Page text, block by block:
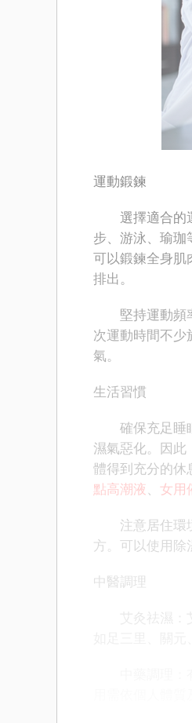
運動鍛鍊
選擇適合的運
步、游泳、瑜珈
可以鍛鍊全身肌
排出。
堅持運動頻率
次運動時間不少
氣。
生活習慣
確保充足睡眠
濕氣惡化。因此
體得到充分的休
點高潮液、 女用
注意居住環境
方。可以使用除
中醫調理